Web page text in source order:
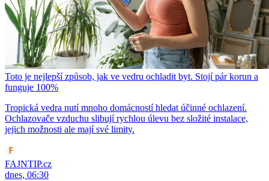
Toto je nejlepší způsob, jak ve vedru ochladit byt. Stojí pár korun a
funguje 100%
Tropická vedra nutí mnoho domácností hledat účinné ochlazení.
Ochlazovače vzduchu slibují rychlou úlevu bez složité instalace,
jejich možnosti ale mají své limity.
FAJNTIP.cz
dnes, 06:30